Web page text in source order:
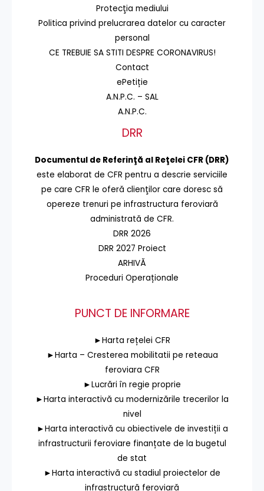
Protecţia mediului
Politica privind prelucrarea datelor cu caracter
personal
CE TREBUIE SA STITI DESPRE CORONAVIRUS!
Contact
ePetiție
A.N.P.C. – SAL
A.N.P.C.
DRR
Documentul de Referinţă al Reţelei CFR (DRR)
este elaborat de CFR pentru a descrie serviciile
pe care CFR le oferă clienţilor care doresc să
opereze trenuri pe infrastructura feroviară
administrată de CFR.
DRR 2026
DRR 2027 Proiect
ARHIVĂ
Proceduri Operaționale
PUNCT DE INFORMARE
►Harta rețelei CFR
►Harta – Cresterea mobilitatii pe reteaua
feroviara CFR
►Lucrări în regie proprie
►Harta interactivă cu modernizările trecerilor la
nivel
►Harta interactivă cu obiectivele de investiții a
infrastructurii feroviare finanțate de la bugetul
de stat
►Harta interactivă cu stadiul proiectelor de
infrastructură feroviară